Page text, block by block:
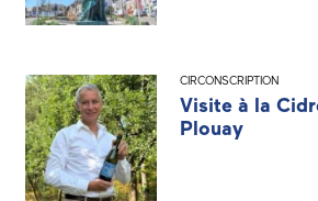
CIRCONSCRIPTION
Visite à la
Plouay